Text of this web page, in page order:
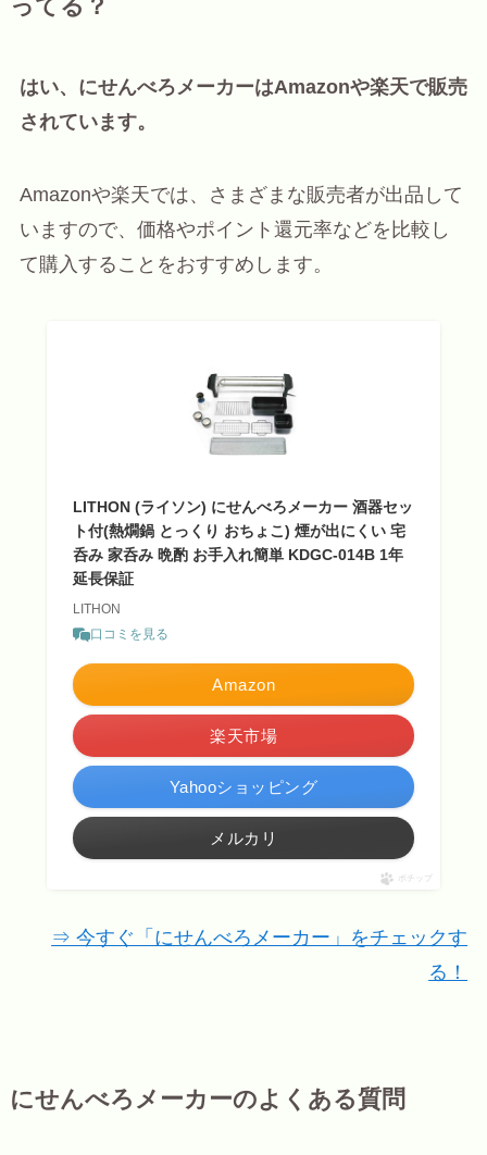
ってる？
はい、にせんべろメーカーはAmazonや楽天で販売
されています。
Amazonや楽天では、さまざまな販売者が出品して
いますので、価格やポイント還元率などを比較し
て購入することをおすすめします。
LITHON (ライソン) にせんべろメーカー 酒器セッ
ト付(熱燗鍋 とっくり おちょこ) 煙が出にくい 宅
呑み 家呑み 晩酌 お手入れ簡単 KDGC-014B 1年
延長保証
LITHON
口コミを見る
Amazon
楽天市場
Yahooショッピング
メルカリ
ポチップ
⇒ 今すぐ「にせんべろメーカー」をチェックす
る！
にせんべろメーカーのよくある質問